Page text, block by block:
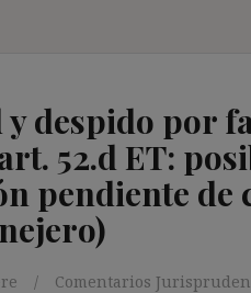
despido por
52.d ET:
pendiente de
Comentarios